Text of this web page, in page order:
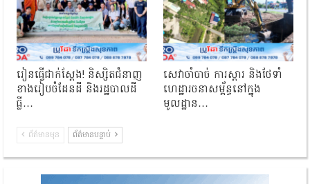
រៀនធ្វើជាក់ស្ដែង! និស្សិតជំនាញ
ខាងរៀបចំដែនដី និងរដ្ឋបាលដី
ធ្លី…
សេវាចាំបាច់ ការស្តារ និងថែទាំ
ហេដ្ឋារចនាសម្ព័ន្ធនៅក្នុង
មូលដ្ឋាន…
ព័ត៌មានមុន ព័ត៌មានបន្ទាប់